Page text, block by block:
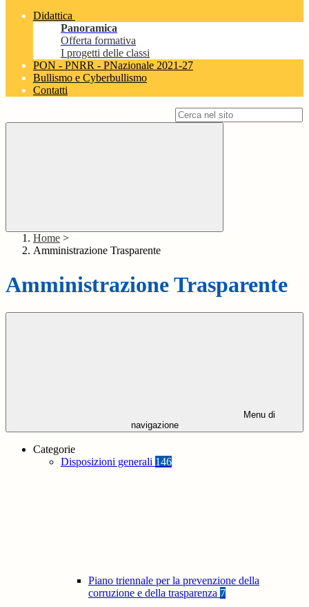
Didattica
Panoramica
Offerta formativa
I progetti delle classi
PON - PNRR - PNazionale 2021-27
Bullismo e Cyberbullismo
Contatti
Home >
Amministrazione Trasparente
Amministrazione Trasparente
Menu di
navigazione
Categorie
Disposizioni generali 146
Piano triennale per la prevenzione della
corruzione e della trasparenza 7